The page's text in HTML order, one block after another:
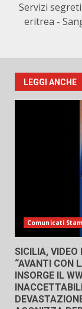
Servizi
eritrea -
LEGGI ANCHE
Comunicati
SICILIA, VIDEO
“AVANTI CON
INSORGE IL